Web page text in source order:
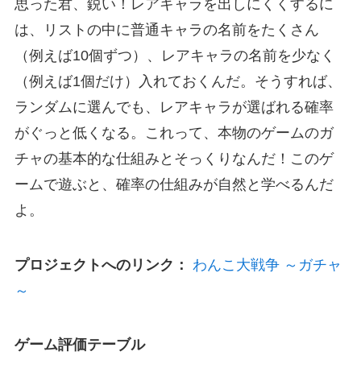
思った君、鋭い！レアキャラを出しにくくするに
は、リストの中に普通キャラの名前をたくさん
（例えば10個ずつ）、レアキャラの名前を少なく
（例えば1個だけ）入れておくんだ。そうすれば、
ランダムに選んでも、レアキャラが選ばれる確率
がぐっと低くなる。これって、本物のゲームのガ
チャの基本的な仕組みとそっくりなんだ！このゲ
ームで遊ぶと、確率の仕組みが自然と学べるんだ
よ。
プロジェクトへのリンク：
わんこ大戦争 ～ガチャ
～
ゲーム評価テーブル